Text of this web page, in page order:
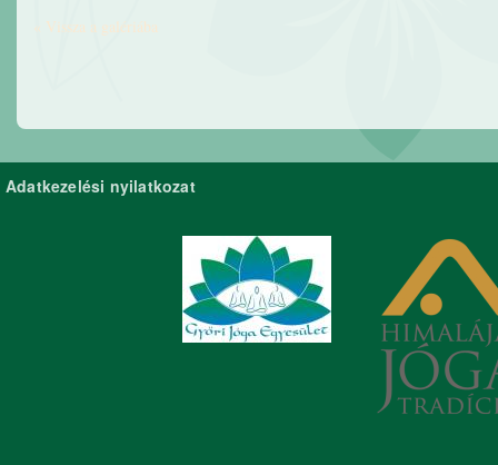
« Vissza a galériába
Adatkezelési nyilatkozat